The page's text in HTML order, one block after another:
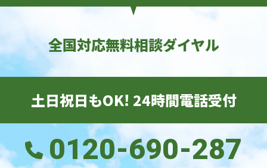
全国対応無料相談ダイヤル
土日祝日もOK! 24時間電話受付
0120-690-287